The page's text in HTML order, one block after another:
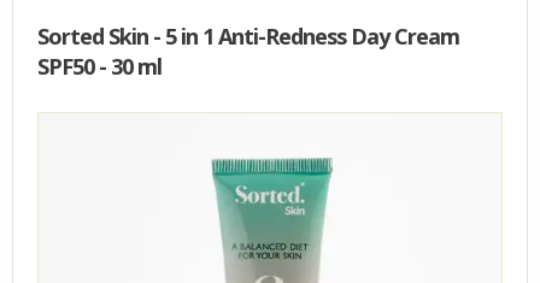
Sorted Skin - 5 in 1 Anti-Redness Day Cream
SPF50 - 30 ml